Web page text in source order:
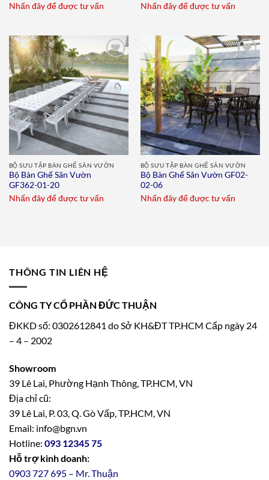
Nhấn đây để được tư vấn
Nhấn đây để được tư vấn
Add to
wishlist
BỘ SƯU TẬP BÀN GHẾ SÂN VƯỜN
Bộ Bàn Ghế Sân Vườn
GF362-01-20
Nhấn đây để được tư vấn
Add to
wishlist
BỘ SƯU TẬP BÀN GHẾ SÂN VƯỜN
Bộ Bàn Ghế Sân Vườn GF02-
02-06
Nhấn đây để được tư vấn
THÔNG TIN LIÊN HỆ
CÔNG TY CỔ PHẦN ĐỨC THUẬN
ĐKKD số: 0302612841 do Sở KH&ĐT TP.HCM Cấp ngày 24
– 4 – 2002
Showroom
39 Lê Lai, Phường Hạnh Thông, TP.HCM, VN
Địa chỉ cũ:
39 Lê Lai, P. 03, Q. Gò Vấp, TP.HCM, VN
Email: info@bgn.vn
Hotline: 093 12345 75
Hỗ trợ kinh doanh:
0903 727 695 – Mr. Thuận